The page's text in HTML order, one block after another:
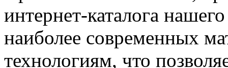
интернет-каталога
наиболее современных
технологиям, что